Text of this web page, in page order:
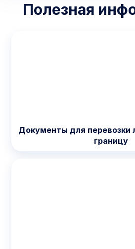
Полезная
Документы для перевозки
границу